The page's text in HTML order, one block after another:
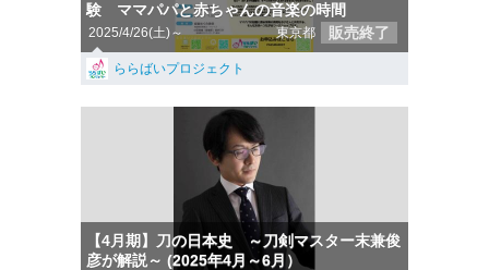
験 ママパパと赤ちゃんの音楽の時間
2025/4/26(土)～ 東京都 販売終了
ららばいプロジェクト
【4月期】刀の日本史 ～刀剣マスター末兼俊
彦が解説～ (2025年4月～6月）